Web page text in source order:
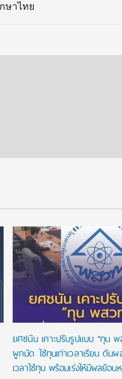
ษาไทย
ยศชนัน เคาะปรับรูปแบบ “ทุน พ
ผูกมัด ใช้ทุนเท่าเวลาเรียน ดัน
เวลาใช้ทุน พร้อมเร่งให้มีผลย้อน